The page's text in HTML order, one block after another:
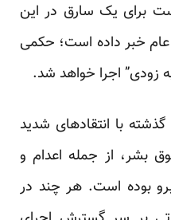
برای یک سارق در این
خبر داده است؛ حکمی
زودی” اجرا خواهد شد.
با انتقادهای شدید
بشر، از جمله اعدام و
بوده است. هر چند در